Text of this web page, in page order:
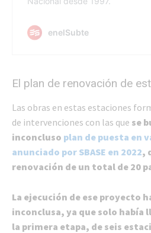
El plan de renovación de
Las obras en estas estaciones
de intervenciones con las que se
inconcluso plan de puesta en
anunciado por SBASE en 2022,
renovación de un total de 20
La ejecución de ese proyecto
inconclusa, ya que solo había
la primera etapa, de seis